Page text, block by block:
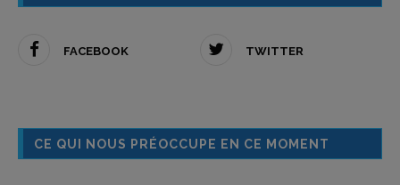
FACEBOOK TWITTER
CE QUI NOUS PRÉOCCUPE EN CE MOMENT